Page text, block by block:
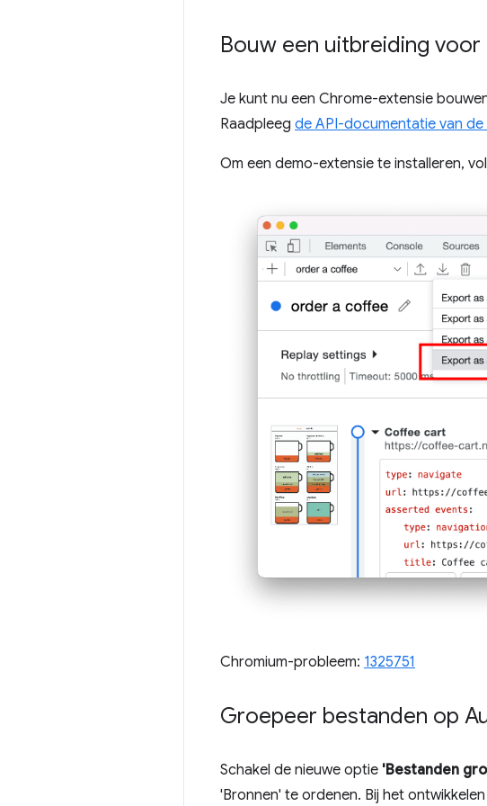
Bouw een uitbreiding
Je kunt nu een Chrome-extensie
Raadpleeg de API-documentatie van
Om een ​​demo-extensie te installeren,
Chromium-probleem: 1325751
Groepeer bestanden op
Schakel de nieuwe optie 'Bestanden
'Bronnen' te ordenen. Bij het